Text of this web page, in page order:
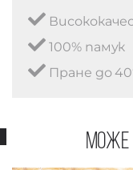
100% памук
Пране до
Може